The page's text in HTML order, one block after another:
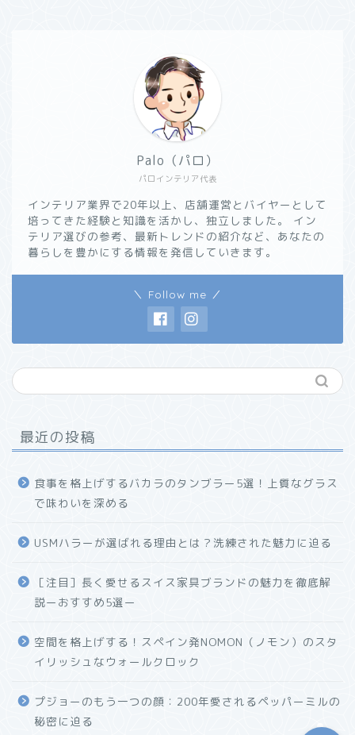
パロインテリア代表
Palo（パロ）
インテリア業界で20年以上、店舗運営とバイヤーとして
培ってきた経験と知識を活かし、独立しました。 イン
テリア選びの参考、最新トレンドの紹介など、あなたの
暮らしを豊かにする情報を発信していきます。
＼ Follow me ／
最近の投稿
食事を格上げするバカラのタンブラー5選！上質なグラス
で味わいを深める
USMハラーが選ばれる理由とは？洗練された魅力に迫る
［注目］長く愛せるスイス家具ブランドの魅力を徹底解
説ーおすすめ5選ー
空間を格上げする！スペイン発NOMON（ノモン）のスタ
イリッシュなウォールクロック
プジョーのもう一つの顔：200年愛されるペッパーミルの
秘密に迫る